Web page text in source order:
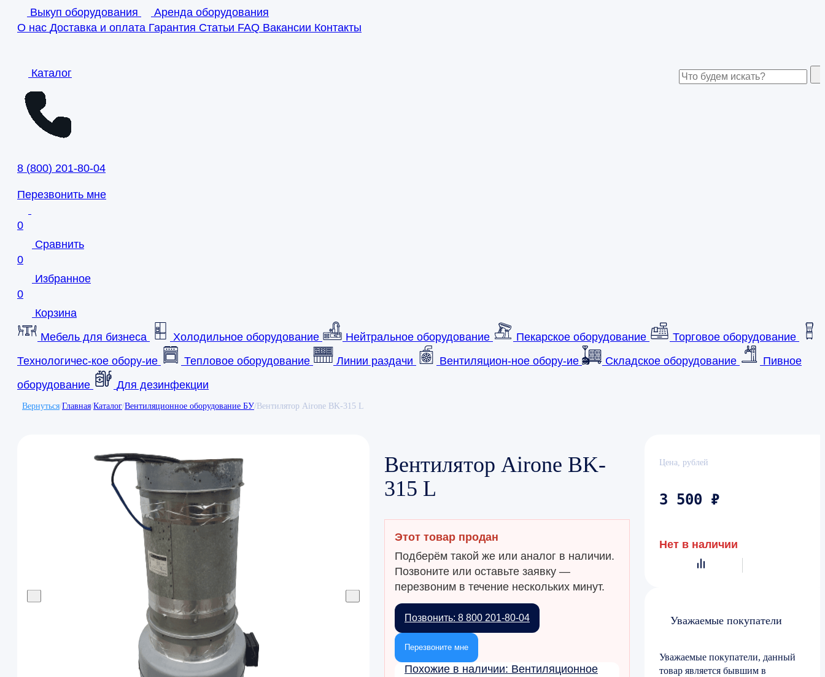
Выкуп оборудования
Аренда оборудования
О нас Доставка и оплата Гарантия Статьи FAQ Вакансии Контакты
Каталог
8 (800) 201-80-04
Перезвонить мне
0
Сравнить
0
Избранное
0
Корзина
Мебель для бизнеса
Холодильное оборудование Нейтральное оборудование Пекарское оборудование
Торговое оборудование
Технологичес-кое обору-ие
Тепловое оборудование Линии раздачи Вентиляцион-ное обору-ие Складское оборудование
Пивное
оборудование
Для дезинфекции
Вернуться/Главная/Каталог/Вентиляционное оборудование БУ/ Вентилятор Airone BK-315 L
Вентилятор Airone BK-
315 L
Этот товар продан
Подберём такой же или аналог в наличии.
Позвоните или оставьте заявку —
перезвоним в течение нескольких минут.
Позвонить: 8 800 201-80-04
Перезвоните мне
Похожие в наличии: Вентиляционное
Цена, рублей
3 500 ₽
Нет в наличии
Уважаемые покупатели
Уважаемые покупатели, данный
товар является бывшим в